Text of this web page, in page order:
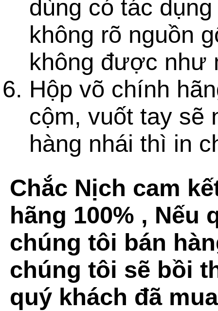
dùng có tác
không rõ nguồn
không được như
Hộp võ chính
cộm, vuốt tay sẽ
hàng nhái thì in
Chắc Nịch cam
hãng 100% , Nếu
chúng tôi bán
chúng tôi sẽ bồi
quý khách đã